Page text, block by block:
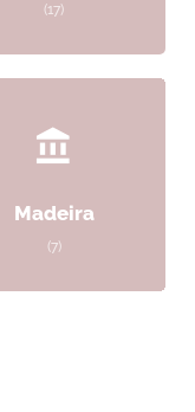
(17)
Madeira
(7)